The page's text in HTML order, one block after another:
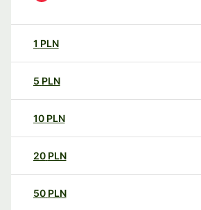
1 PLN
5 PLN
10 PLN
20 PLN
50 PLN